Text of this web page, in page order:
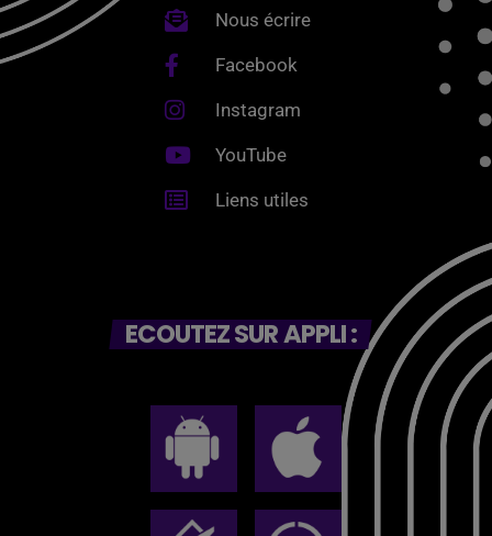
Nous écrire
Facebook
Instagram
YouTube
Liens utiles
ECOUTEZ SUR APPLI :